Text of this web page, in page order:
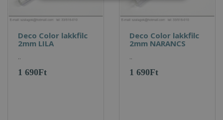
Deco Color lakkfilc
2mm LILA
..
1 690Ft
Deco Color lakkfilc
2mm NARANCS
..
1 690Ft